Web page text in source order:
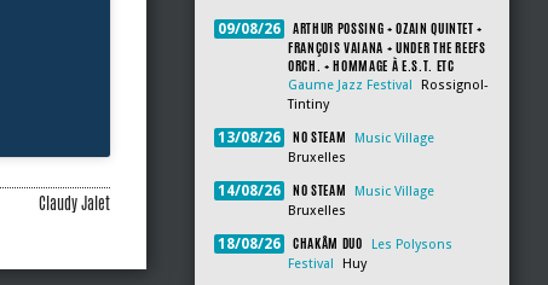
Claudy Jalet
09/08/26
ARTHUR POSSING + OZAIN QUINTET +
FRANÇOIS VAIANA + UNDER THE REEFS
ORCH. + HOMMAGE À E.S.T. ETC
Gaume Jazz Festival
Rossignol-
Tintiny
13/08/26 NO STEAM
Music Village
Bruxelles
14/08/26 NO STEAM
Music Village
Bruxelles
18/08/26 CHAKÂM DUO
Les Polysons
Festival
Huy